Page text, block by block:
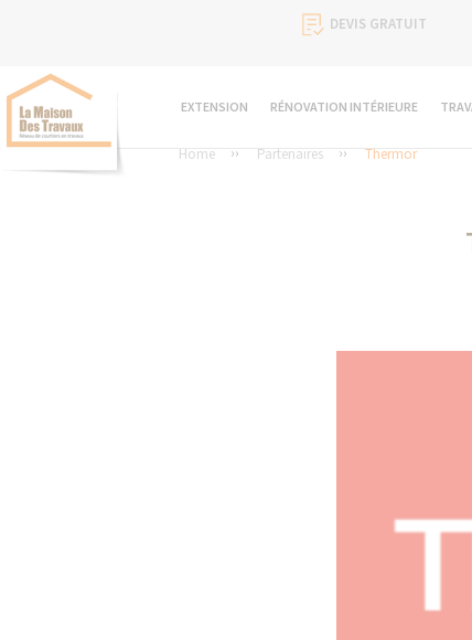
DEVIS GRATUIT
EXTENSION RÉNOVATION INTÉRIEURE
Home Partenaires Thermor